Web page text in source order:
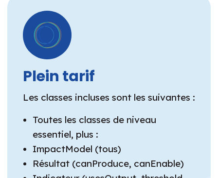
Plein tarif
Les classes incluses sont les suivantes :
Toutes les classes de niveau
essentiel, plus :
ImpactModel (tous)
Résultat (canProduce, canEnable)